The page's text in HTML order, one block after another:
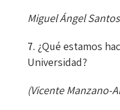
Miguel Ángel
¿Qué estamos
Universidad?
(Vicente Manzano-